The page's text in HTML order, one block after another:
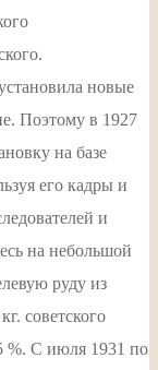
новые
Поэтому в 1927
на базе
его кадры и
и
на небольшой
руду из
советского
%. С июля 1931 по